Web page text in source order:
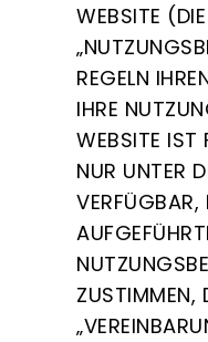
WEBSITE (DIE
REGELN
IHRE
WEBSITE IST
NUR UNTER
VERFÜGBAR,
ZUSTIMMEN,